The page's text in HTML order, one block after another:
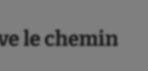
le chemin